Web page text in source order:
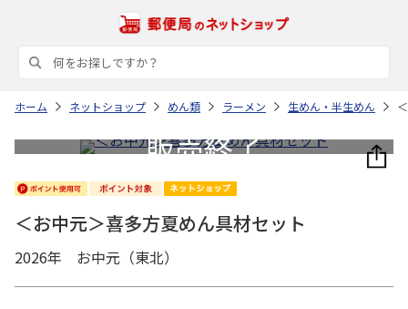
ホーム ネットショップ めん類 ラーメン 生めん・半生めん
＜お中元＞喜多方夏めん具材セット
2026年 お中元（東北）